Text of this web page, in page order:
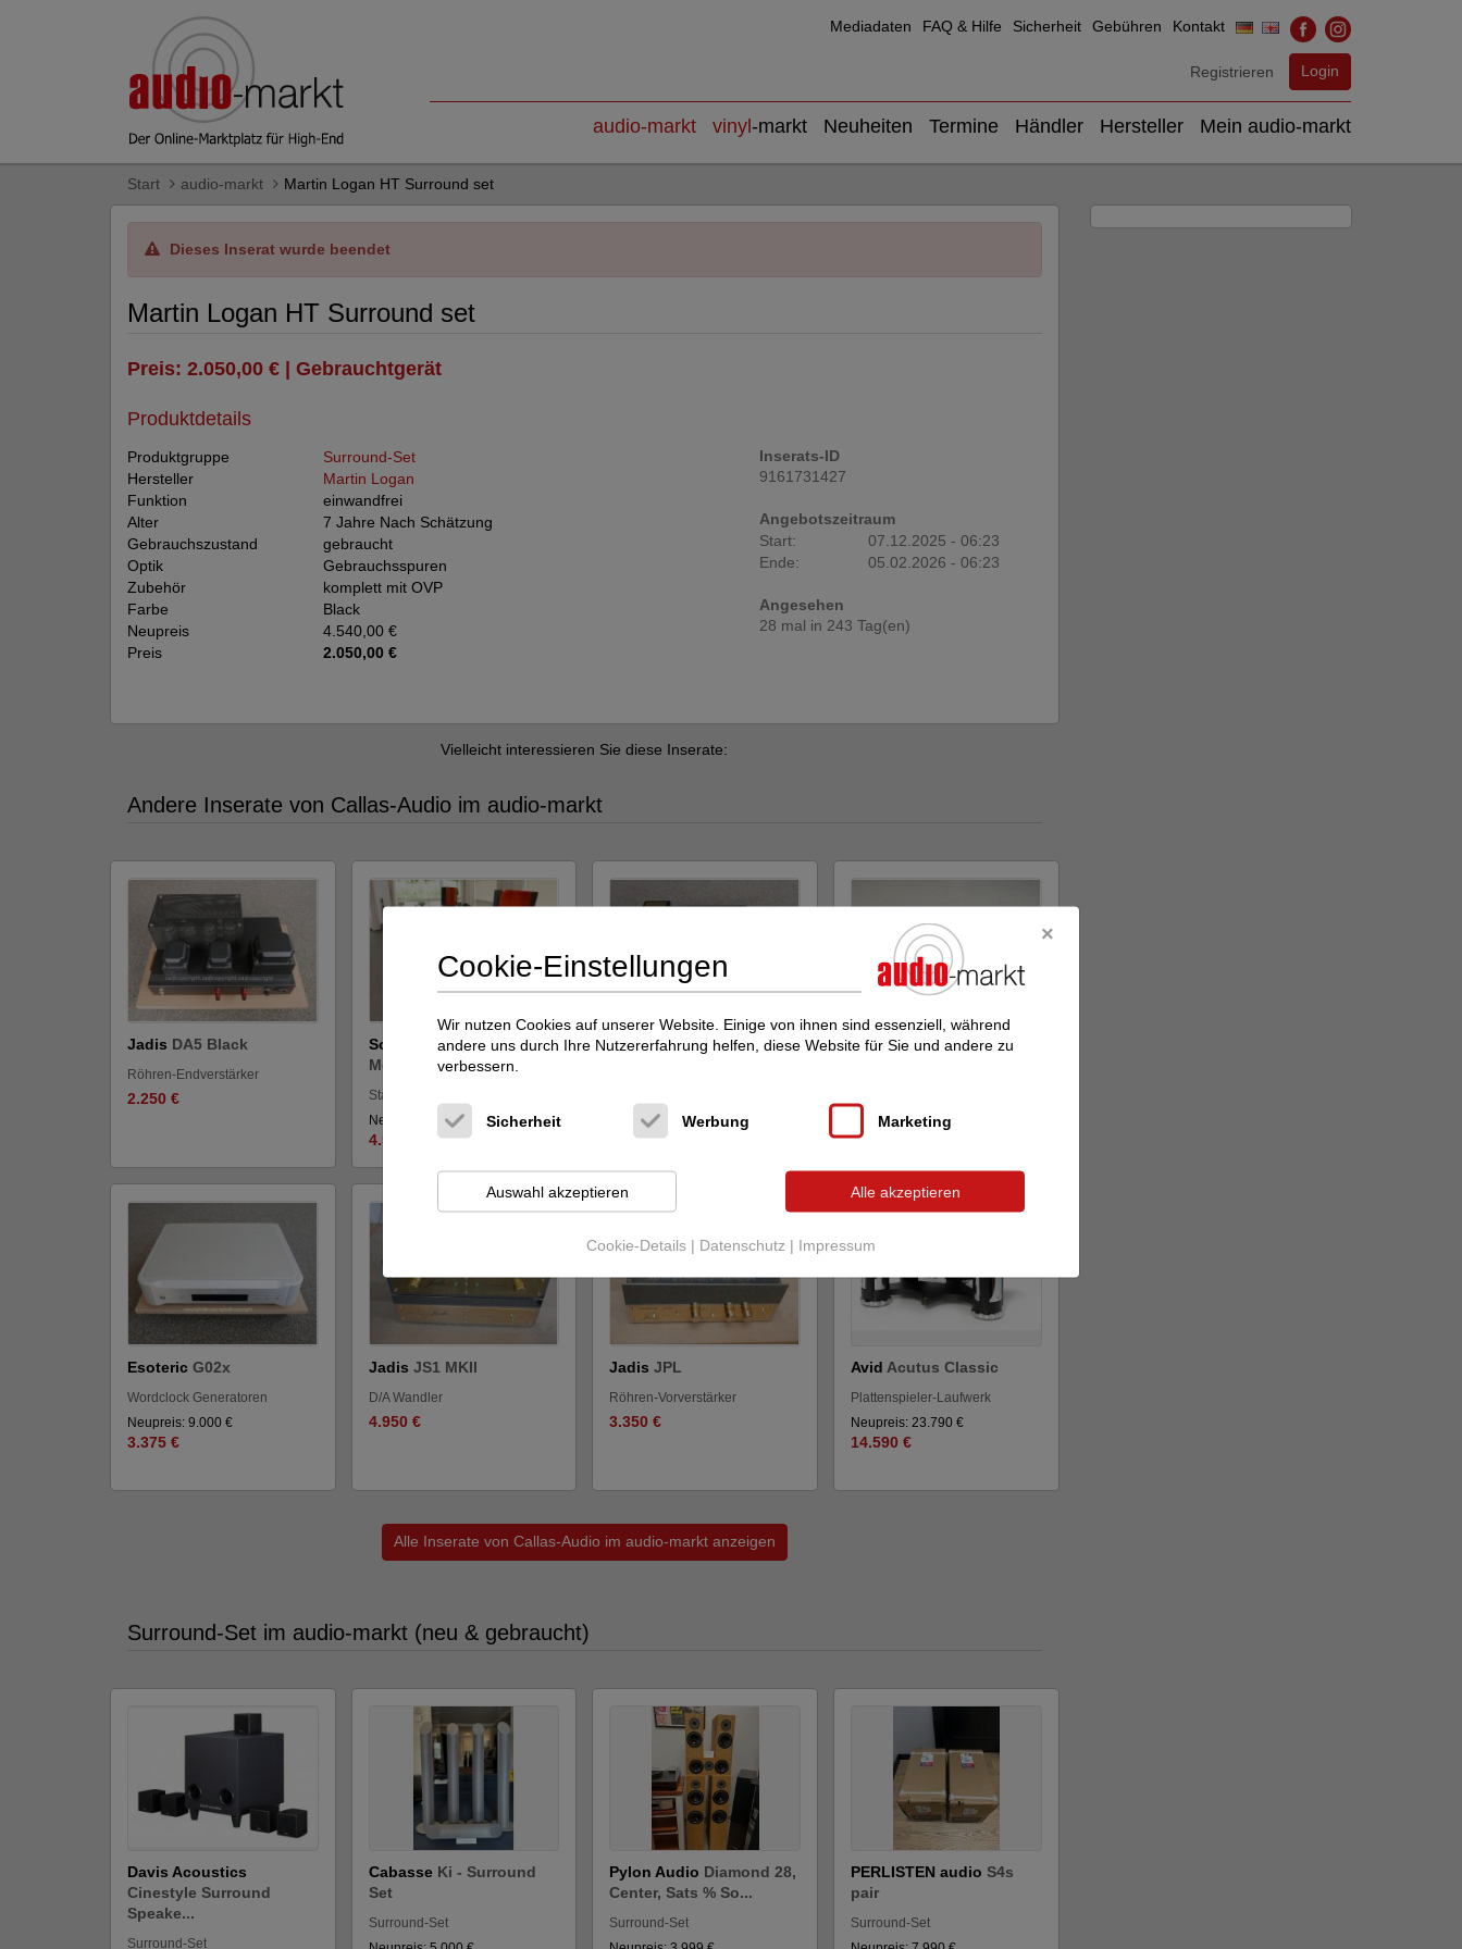
Mediadaten FAQ & Hilfe Sicherheit Gebühren Kontakt
Registrieren Login
audio-markt vinyl -markt Neuheiten Termine Händler Hersteller Mein audio-markt
Start audio-markt Martin Logan HT Surround set
Dieses Inserat wurde beendet
Martin Logan HT Surround set
Preis: 2.050,00 € | Gebrauchtgerät
Produktdetails
Produktgruppe
Surround-Set
Hersteller
Martin Logan
Funktion
einwandfrei
Alter
7 Jahre Nach Schätzung
Gebrauchszustand
gebraucht
Optik
Gebrauchsspuren
Zubehör
komplett mit OVP
Farbe
Black
Neupreis
4.540,00 €
Preis
2.050,00 €
Inserats-ID
9161731427
Angebotszeitraum
Start:
07.12.2025 - 06:23
Ende:
05.02.2026 - 06:23
Angesehen
28 mal in 243 Tag(en)
Vielleicht interessieren Sie diese Inserate:
Andere Inserate von Callas-Audio im audio-markt
Jadis DA5 Black
Röhren-Endverstärker
2.250 €
Sonus FaberGuarneri
Memento
Standlautsprecher
Neupreis: 9.400 €
4.550 €
JadisOrchestra
Neupreis: 5.460 €
2.650 €
--- Diverse / Andere --
5.250 €
Esoteric G02x
Wordclock Generatoren
Neupreis: 9.000 €
3.375 €
Jadis JS1 MKII
D/A Wandler
4.950 €
JadisJPL
Röhren-Vorverstärker
3.350 €
Avid Acutus Classic
Plattenspieler-Laufwerk
Neupreis: 23.790 €
14.590 €
Alle Inserate von Callas-Audio im audio-markt anzeigen
Surround-Set im audio-markt (neu & gebraucht)
Davis Acoustics
Cinestyle Surround
Speake...
Surround-Set
Cabasse Ki - Surround
Set
Surround-Set
Pylon Audio Diamond 28,
Center, Sats % So...
Surround-Set
PERLISTEN audioS4s
pair
Surround-Set
Cookie-Einstellungen
Wir nutzen Cookies auf unserer Website. Einige von ihnen sind essenziell, während
andere uns durch Ihre Nutzererfahrung helfen, diese Website für Sie und andere zu
verbessern.
Cookie-Details | Datenschutz | Impressum
Sicherheit Werbung Marketing
Auswahl akzeptieren Alle akzeptieren